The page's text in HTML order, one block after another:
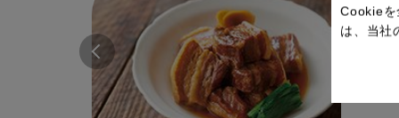
Cookieを
は、当社